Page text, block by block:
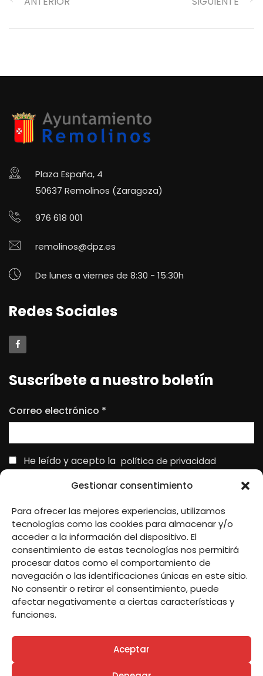
Gestionar consentimiento
Para ofrecer las mejores experiencias, utilizamos
tecnologías como las cookies para almacenar y/o
acceder a la información del dispositivo. El
consentimiento de estas tecnologías nos permitirá
procesar datos como el comportamiento de
navegación o las identificaciones únicas en este sitio.
No consentir o retirar el consentimiento, puede
afectar negativamente a ciertas características y
funciones.
Aceptar
Plaza España, 4
50637 Remolinos (Zaragoza)
976 618 001
remolinos@dpz.es
De lunes a viernes de 8:30 - 15:30h
Redes Sociales
Suscríbete a nuestro boletín
Correo electrónico *
He leído y acepto la política de privacidad
Responsable » Ayuntamiento de Remolinos.
Finalidad » enviarte nuestras publicaciones y noticias.
Legitimación » tu consentimiento.
Destinatarios » solo se realizan cesiones si existe una obligación
legal.
Derechos » podrás ejercer tus derechos de acceso, rectificación,
limitación y suprimir los datos como se indica en la Política de
Privacidad .